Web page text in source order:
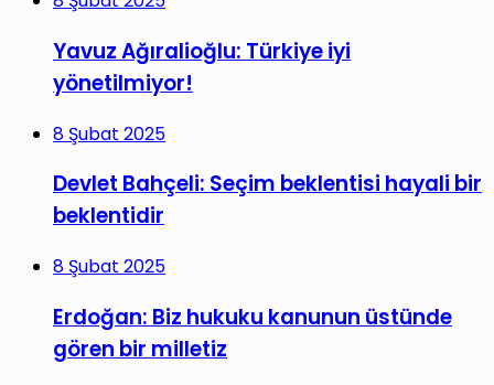
Yavuz Ağıralioğlu: Türkiye iyi
yönetilmiyor!
8 Şubat 2025
Devlet Bahçeli: Seçim beklentisi hayali bir
beklentidir
8 Şubat 2025
Erdoğan: Biz hukuku kanunun üstünde
gören bir milletiz